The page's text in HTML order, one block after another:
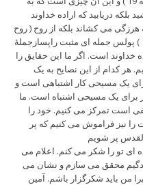
دریابید که اراده خداوند
می کشاند بلکه از روح ( روح
القدس ) پر شوید. ” ( افسسیان 5 : 17 – 18 ) پولس جمله ای مثبت راپسازجملۀ
خداوند است. اگر ما این حقایق را
هر کدام از این نصایح به یک
یک مسیحی کار اشتباهی است و
برای یک مسیحی اشتباه است. ما
است تمرکز می کنیم. خود را
نیز فراموش می کنیم که پر
پر شویم
ای تو را شکر می کنم. اعلام می
محقق می سازم و نشان می
من باید شکرگزار باشم. آمین